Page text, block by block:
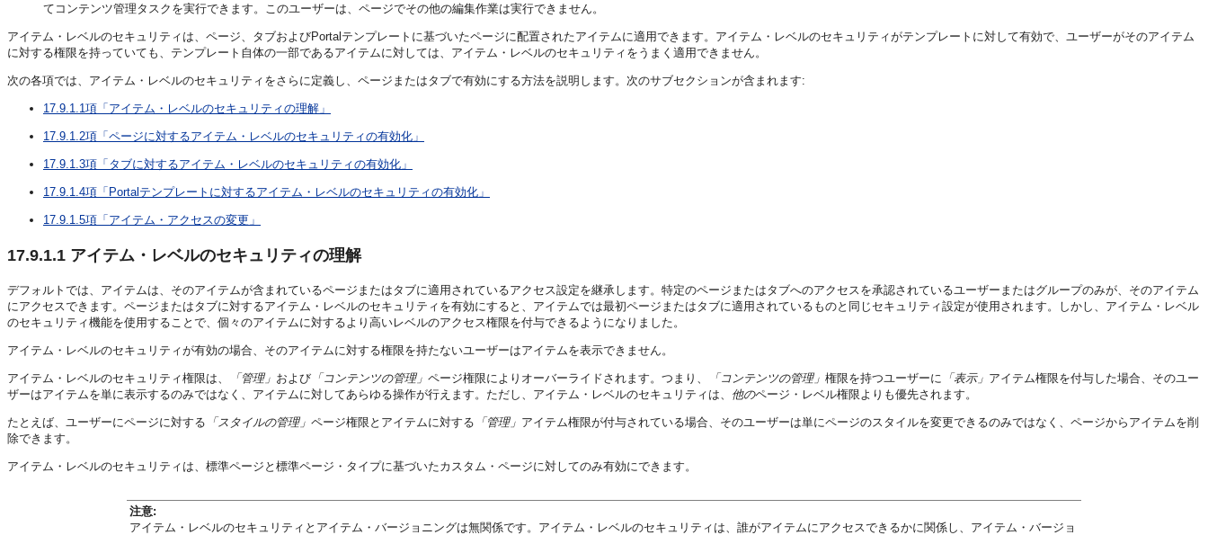
てコンテンツ管理タスクを実行できます。このユーザーは、ページでその他の編集作業は実行できません。
アイテム・レベルのセキュリティは、ページ、タブおよびPortalテンプレートに基づいたページに配置されたアイテムに適用できます。アイテム・レベルのセキュリティがテンプレートに対して有効で、ユーザーがそのアイテム
に対する権限を持っていても、テンプレート自体の一部であるアイテムに対しては、アイテム・レベルのセキュリティをうまく適用できません。
次の各項では、アイテム・レベルのセキュリティをさらに定義し、ページまたはタブで有効にする方法を説明します。次のサブセクションが含まれます:
17.9.1.1項「アイテム・レベルのセキュリティの理解」
17.9.1.2項「ページに対するアイテム・レベルのセキュリティの有効化」
17.9.1.3項「タブに対するアイテム・レベルのセキュリティの有効化」
17.9.1.4項「Portalテンプレートに対するアイテム・レベルのセキュリティの有効化」
17.9.1.5項「アイテム・アクセスの変更」
17.9.1.1 アイテム・レベルのセキュリティの理解
デフォルトでは、アイテムは、そのアイテムが含まれているページまたはタブに適用されているアクセス設定を継承します。特定のページまたはタブへのアクセスを承認されているユーザーまたはグループのみが、そのアイテム
にアクセスできます。ページまたはタブに対するアイテム・レベルのセキュリティを有効にすると、アイテムでは最初ページまたはタブに適用されているものと同じセキュリティ設定が使用されます。しかし、アイテム・レベル
のセキュリティ機能を使用することで、個々のアイテムに対するより高いレベルのアクセス権限を付与できるようになりました。
アイテム・レベルのセキュリティが有効の場合、そのアイテムに対する権限を持たないユーザーはアイテムを表示できません。
アイテム・レベルのセキュリティ権限は、 「管理」 および 「コンテンツの管理」 ページ権限によりオーバーライドされます。つまり、 「コンテンツの管理」 権限を持つユーザーに 「表示」 アイテム権限を付与した場合、そのユー
ザーはアイテムを単に表示するのみではなく、アイテムに対してあらゆる操作が行えます。ただし、アイテム・レベルのセキュリティは、 他のページ・レベル権限よりも優先されます。
たとえば、ユーザーにページに対する 「スタイルの管理」 ページ権限とアイテムに対する 「管理」 アイテム権限が付与されている場合、そのユーザーは単にページのスタイルを変更できるのみではなく、ページからアイテムを削
除できます。
アイテム・レベルのセキュリティは、標準ページと標準ページ・タイプに基づいたカスタム・ページに対してのみ有効にできます。
注意:
アイテム・レベルのセキュリティとアイテム・バージョニングは無関係です。アイテム・レベルのセキュリティは、誰がアイテムにアクセスできるかに関係し、アイテム・バージョ